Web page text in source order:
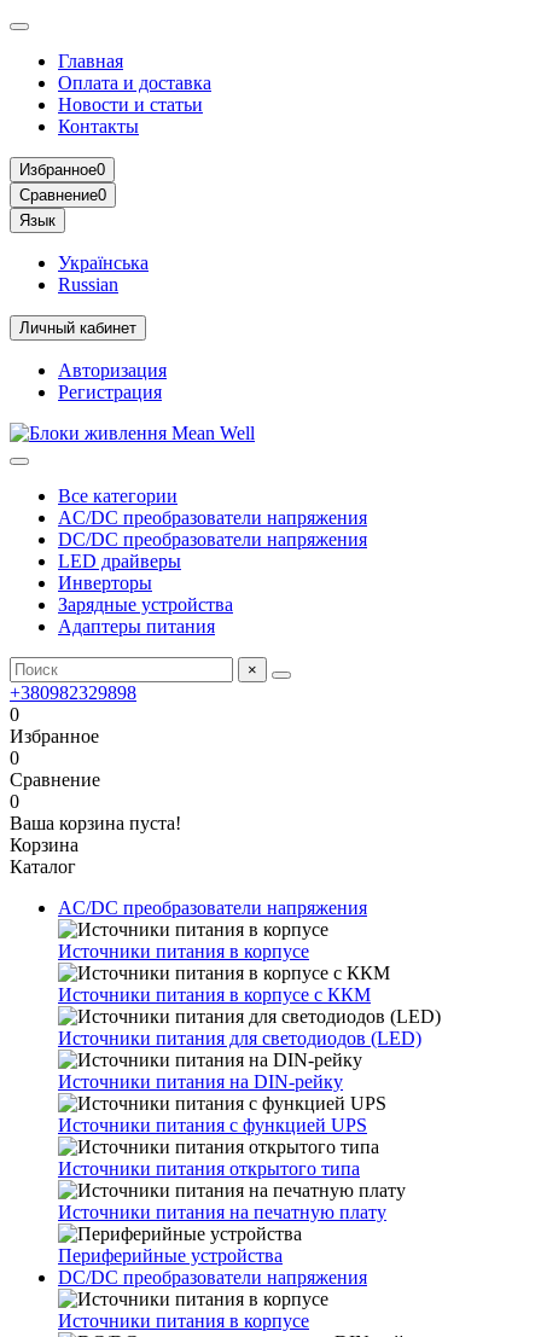
Главная
Оплата и доставка
Новости и статьи
Контакты
Избранное0
Сравнение0
Язык
Українська
Russian
Личный кабинет
Авторизация
Регистрация
Все категории
AC/DC преобразователи напряжения
DC/DC преобразователи напряжения
LED драйверы
Инверторы
Зарядные устройства
Адаптеры питания
×
+380982329898
0
Избранное
0
Сравнение
0
Ваша корзина пуста!
Корзина
Каталог
AC/DC преобразователи напряжения
Источники питания в корпусе
Источники питания в корпусе с ККМ
Источники питания для светодиодов (LED)
Источники питания на DIN-рейку
Источники питания с функцией UPS
Источники питания открытого типа
Источники питания на печатную плату
Периферийные устройства
DC/DC преобразователи напряжения
Источники питания в корпусе